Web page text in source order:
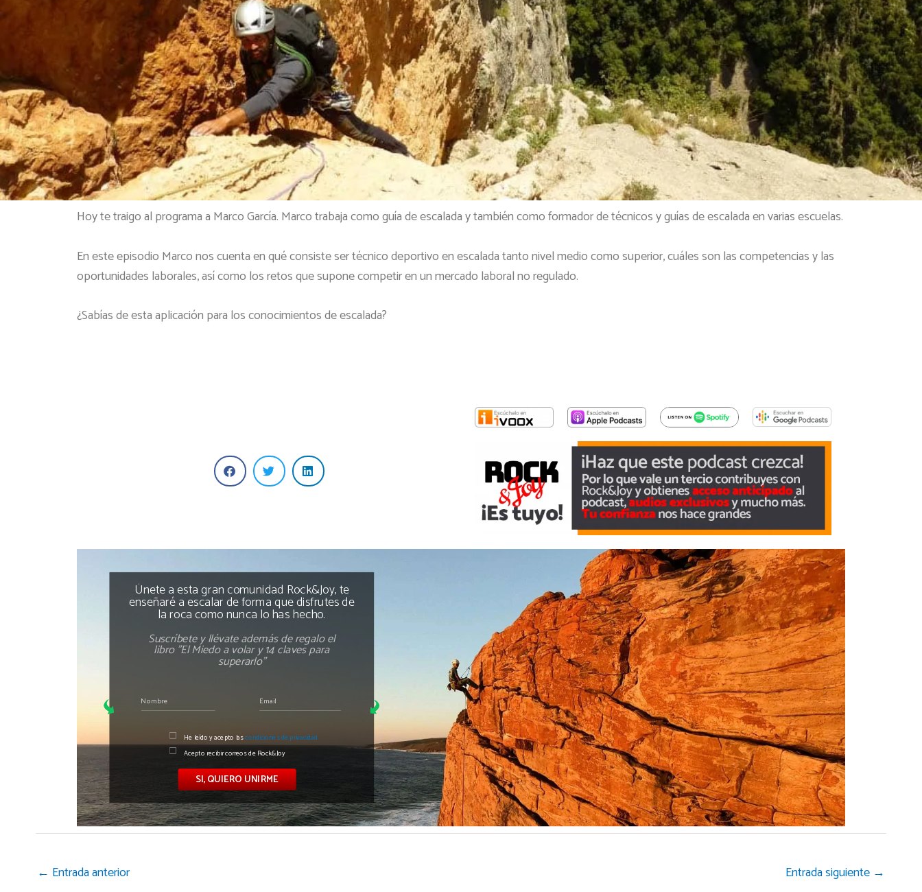
Hoy te traigo al programa a Marco García. Marco trabaja como guía de escalada y también como formador de técnicos y guías de escalada en varias escuelas.
En este episodio Marco nos cuenta en qué consiste ser técnico deportivo en escalada tanto nivel medio como superior, cuáles son las competencias y las
oportunidades laborales, así como los retos que supone competir en un mercado laboral no regulado.
¿Sabías de esta aplicación para los conocimientos de escalada?
Únete a esta gran comunidad Rock&Joy, te
enseñaré a escalar de forma que disfrutes de
la roca como nunca lo has hecho.
Acepto recibir correos de Rock&Joy
Suscríbete y llévate además de regalo el
libro "El Miedo a volar y 14 claves para
superarlo"
He leído y acepto lascondiciones de privacidad
SI, QUIERO UNIRME
← Entrada anterior Entrada siguiente →